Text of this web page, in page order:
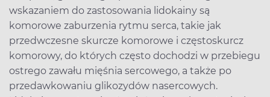
wskazaniem do zastosowania lidokainy są
komorowe zaburzenia rytmu serca, takie jak
przedwczesne skurcze komorowe i częstoskurcz
komorowy, do których często dochodzi w przebiegu
ostrego zawału mięśnia sercowego, a także po
przedawkowaniu glikozydów nasercowych.